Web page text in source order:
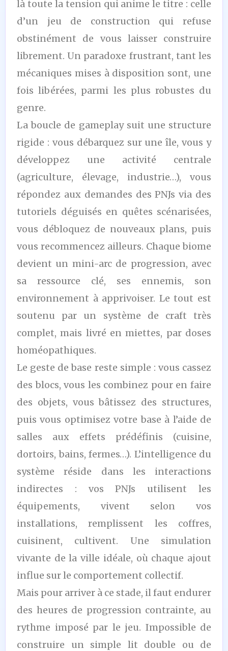
là toute la tension qui anime le titre : celle
d’un jeu de construction qui refuse
obstinément de vous laisser construire
librement. Un paradoxe frustrant, tant les
mécaniques mises à disposition sont, une
fois libérées, parmi les plus robustes du
genre.
La boucle de gameplay suit une structure
rigide : vous débarquez sur une île, vous y
développez une activité centrale
(agriculture, élevage, industrie…), vous
répondez aux demandes des PNJs via des
tutoriels déguisés en quêtes scénarisées,
vous débloquez de nouveaux plans, puis
vous recommencez ailleurs. Chaque biome
devient un mini-arc de progression, avec
sa ressource clé, ses ennemis, son
environnement à apprivoiser. Le tout est
soutenu par un système de craft très
complet, mais livré en miettes, par doses
homéopathiques.
Le geste de base reste simple : vous cassez
des blocs, vous les combinez pour en faire
des objets, vous bâtissez des structures,
puis vous optimisez votre base à l’aide de
salles aux effets prédéfinis (cuisine,
dortoirs, bains, fermes…). L’intelligence du
système réside dans les interactions
indirectes : vos PNJs utilisent les
équipements, vivent selon vos
installations, remplissent les coffres,
cuisinent, cultivent. Une simulation
vivante de la ville idéale, où chaque ajout
influe sur le comportement collectif.
Mais pour arriver à ce stade, il faut endurer
des heures de progression contrainte, au
rythme imposé par le jeu. Impossible de
construire un simple lit double ou de